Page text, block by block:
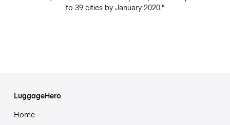
to 39 cities by January 2020."
LuggageHero
Home